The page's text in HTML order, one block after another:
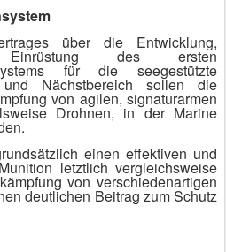
über die Entwicklung,
des ersten
für die seegestützte
Nächstbereich sollen die
von agilen, signaturarmen
Drohnen, in der Marine
einen effektiven und
letztlich vergleichsweise
von verschiedenartigen
deutlichen Beitrag zum Schutz